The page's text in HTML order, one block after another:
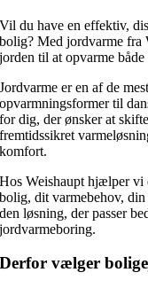
Vil du have en effektiv,
bolig? Med jordvarme fra
jorden til at opvarme
Jordvarme er en af de
opvarmningsformer til
for dig, der ønsker at
fremtidssikret
komfort.
Hos Weishaupt hjælper vi
bolig, dit varmebehov,
den løsning, der passer
jordvarmeboring.
Derfor vælger